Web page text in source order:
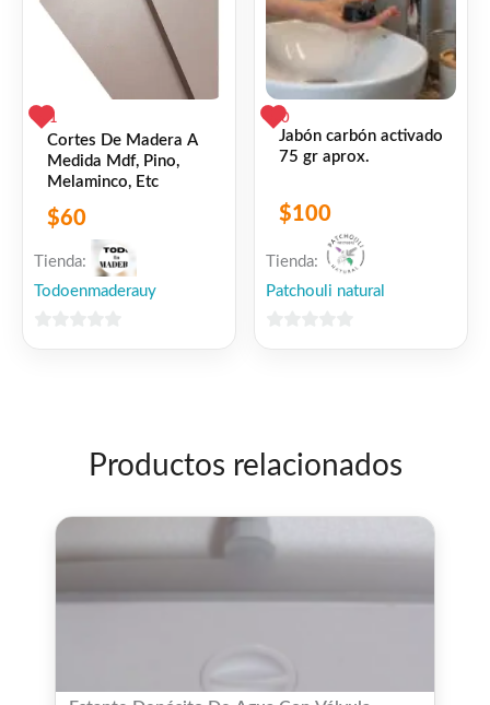
1
Cortes De Madera A
Medida Mdf, Pino,
Melaminco, Etc
$60
Tienda:
Todoenmaderauy
0
Jabón carbón activado
75 gr aprox.
$100
Tienda:
Patchouli natural
Productos relacionados